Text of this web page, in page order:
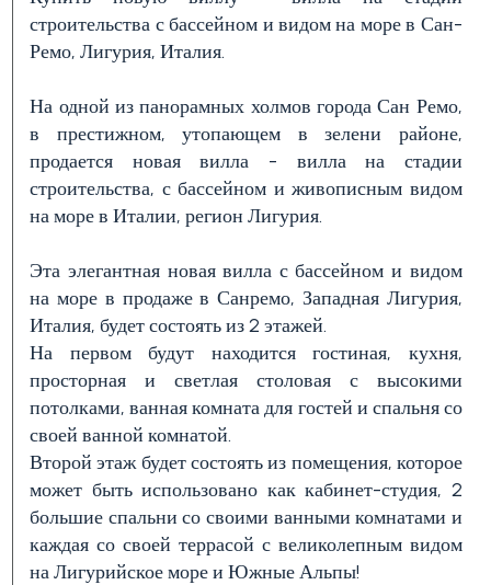
строительства с бассейном и видом на море в Сан-
Ремо, Лигурия, Италия.
На одной из панорамных холмов города Сан Ремо,
в престижном, утопающем в зелени районе,
продается новая вилла - вилла на стадии
строительства, с бассейном и живописным видом
на море в Италии, регион Лигурия.
Эта элегантная новая вилла с бассейном и видом
на море в продаже в Санремо, Западная Лигурия,
Италия, будет состоять из 2 этажей.
На первом будут находится гостиная, кухня,
просторная и светлая столовая с высокими
потолками, ванная комната для гостей и спальня со
своей ванной комнатой.
Второй этаж будет состоять из помещения, которое
может быть использовано как кабинет-студия, 2
большие спальни со своими ванными комнатами и
каждая со своей террасой с великолепным видом
на Лигурийское море и Южные Альпы!
Цена
(управляемой
Количество
спален
Любая
1
2